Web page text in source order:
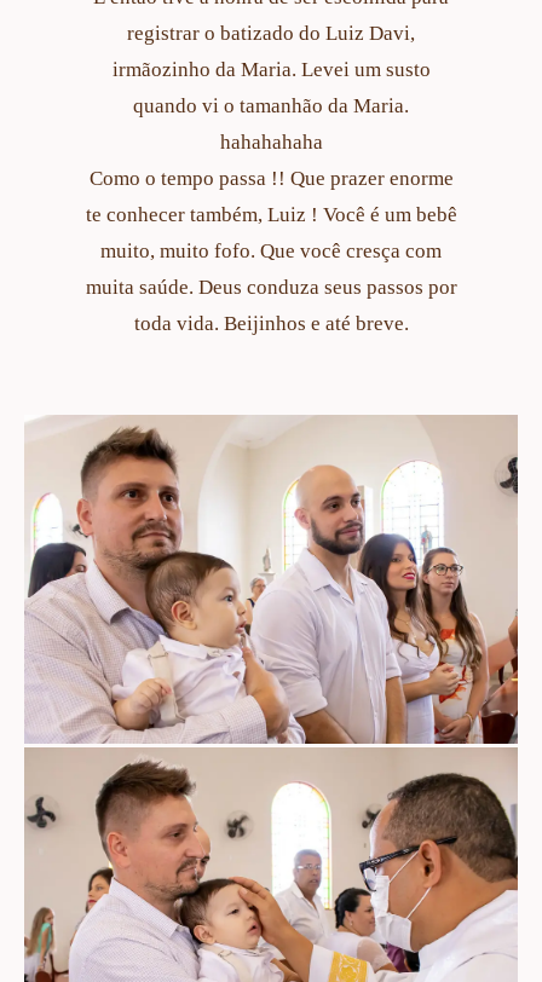
registrar o batizado do Luiz Davi,
irmãozinho da Maria. Levei um susto
quando vi o tamanhão da Maria.
hahahahaha
Como o tempo passa !! Que prazer enorme
te conhecer também, Luiz ! Você é um bebê
muito, muito fofo. Que você cresça com
muita saúde. Deus conduza seus passos por
toda vida. Beijinhos e até breve.